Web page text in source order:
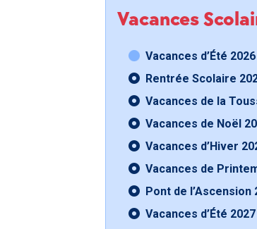
Vacances
Vacances d’Été
Rentrée Scolaire
Vacances de la
Vacances de Noël
Vacances d’Hiver
Vacances de
Pont de l’Ascension
Vacances d’Été